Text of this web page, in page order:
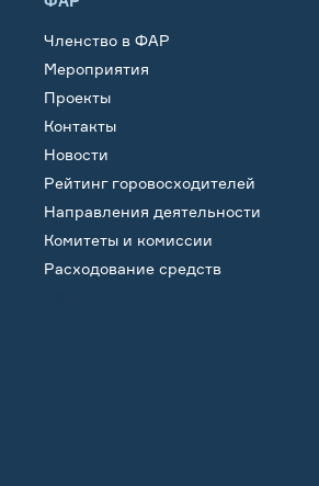
Членство в ФАР
Мероприятия
Проекты
Контакты
Новости
Рейтинг горовосходителей
Направления деятельности
Комитеты и комиссии
Расходование средств